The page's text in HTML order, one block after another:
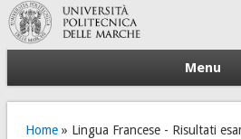
Menu
Tu sei qui
Home» Lingua Francese - Risultati